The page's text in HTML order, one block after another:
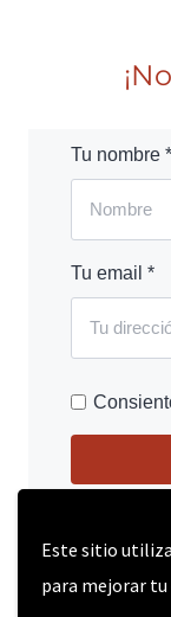
Este sitio
para mejorar tu
Tu nombre *
Tu email *